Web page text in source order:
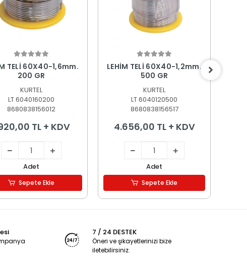
Sepete Ekle
TELİ 60X40-1,6mm.
200 GR
KURTEL
LT 6040160200
8680838156012
TL + KDV
Adet
Sepete Ekle
Sepete Ekle
LEHİM TELİ 60X40-1,2mm.
500 GR
KURTEL
LT 6040120500
8680838156517
4.656,00 TL + KDV
Adet
Sepete Ekle
7 / 24 DESTEK
Öneri ve şikayetlerinizi bize
iletebilirsiniz.